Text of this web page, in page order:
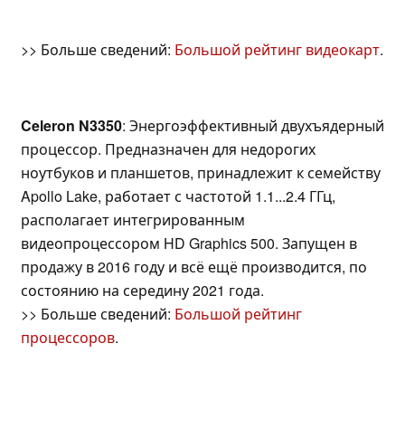
>> Больше сведений: Большой рейтинг видеокарт.
Celeron N3350: Энергоэффективный двухъядерный
процессор. Предназначен для недорогих
ноутбуков и планшетов, принадлежит к семейству
Apollo Lake, работает с частотой 1.1...2.4 ГГц,
располагает интегрированным
видеопроцессором HD Graphics 500. Запущен в
продажу в 2016 году и всё ещё производится, по
состоянию на середину 2021 года.
>> Больше сведений: Большой рейтинг
процессоров.